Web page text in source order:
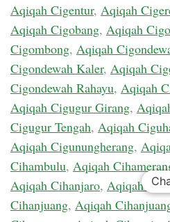
Aqiqah Cigentur, Aqiqah
Aqiqah Cigobang, Aqiqah
Cigombong, Aqiqah
Cigondewah Kaler, Aqiqah
Cigondewah Rahayu, Aqiqah
Aqiqah Cigugur Girang,
Cigugur Tengah, Aqiqah
Aqiqah Cigunungherang,
Cihambulu, Aqiqah
Aqiqah Cihanjaro, Aqiqah
Cihanjuang, Aqiqah